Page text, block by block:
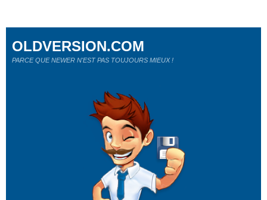
OLDVERSION.COM
PARCE QUE NEWER N'EST PAS TOUJOURS MIEUX !